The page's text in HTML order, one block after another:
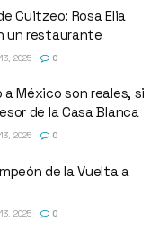
Cuitzeo: Rosa Elia
un restaurante
2025 0
a México son reales, si
de la Casa Blanca
2025 0
de la Vuelta a
2025 0